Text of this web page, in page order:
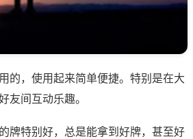
的，使用起来简单便捷。特别是在大
友间互动乐趣。
牌特别好，总是能拿到好牌，甚至好